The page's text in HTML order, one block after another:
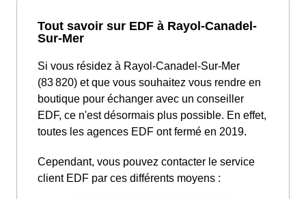
Tout savoir sur EDF à Rayol-Canadel-
Sur-Mer
Si vous résidez à Rayol-Canadel-Sur-Mer
(83 820) et que vous souhaitez vous rendre en
boutique pour échanger avec un conseiller
EDF, ce n'est désormais plus possible. En effet,
toutes les agences EDF ont fermé en 2019.
Cependant, vous pouvez contacter le service
client EDF par ces différents moyens :